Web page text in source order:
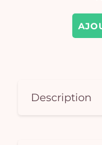
Description